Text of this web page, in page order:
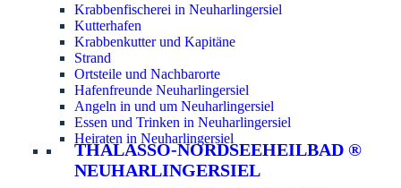
Krabbenfischerei in Neuharlingersiel
Kutterhafen
Krabbenkutter und Kapitäne
Strand
Ortsteile und Nachbarorte
Hafenfreunde Neuharlingersiel
Angeln in und um Neuharlingersiel
Essen und Trinken in Neuharlingersiel
Heiraten in Neuharlingersiel
THALASSO-NORDSEEHEILBAD ®
NEUHARLINGERSIEL